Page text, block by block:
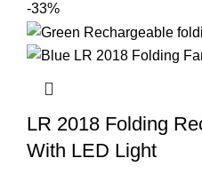
-33%
LR 2018 Folding
With LED Light